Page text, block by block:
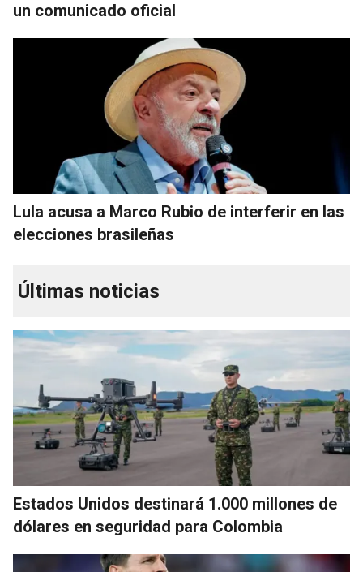
un comunicado oficial
Lula acusa a Marco Rubio de interferir en las
elecciones brasileñas
Últimas noticias
Estados Unidos destinará 1.000 millones de
dólares en seguridad para Colombia